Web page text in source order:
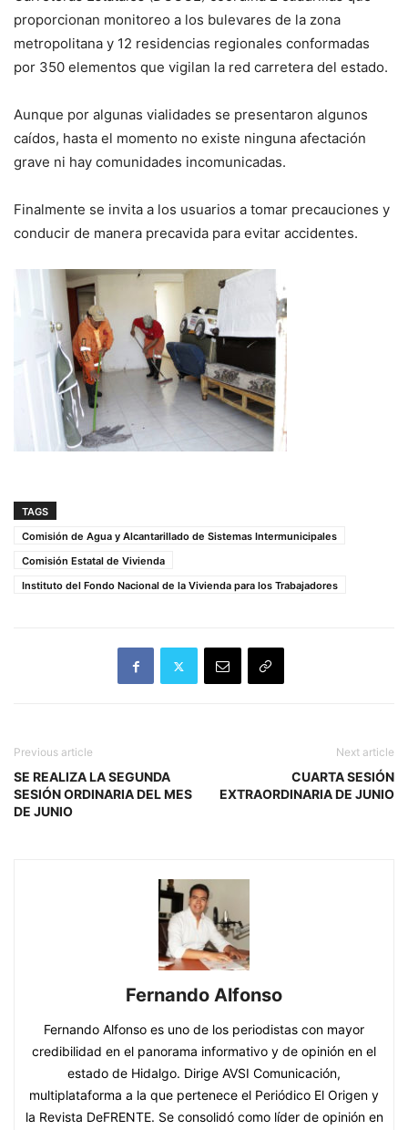
proporcionan monitoreo a los bulevares de la zona
metropolitana y 12 residencias regionales conformadas
por 350 elementos que vigilan la red carretera del estado.
Aunque por algunas vialidades se presentaron algunos
caídos, hasta el momento no existe ninguna afectación
grave ni hay comunidades incomunicadas.
Finalmente se invita a los usuarios a tomar precauciones y
conducir de manera precavida para evitar accidentes.
TAGS
Comisión de Agua y Alcantarillado de Sistemas Intermunicipales
Comisión Estatal de Vivienda
Instituto del Fondo Nacional de la Vivienda para los Trabajadores
Previous article
SE REALIZA LA SEGUNDA
SESIÓN ORDINARIA DEL MES
DE JUNIO
Next article
CUARTA SESIÓN
EXTRAORDINARIA DE JUNIO
Fernando Alfonso
Fernando Alfonso es uno de los periodistas con mayor
credibilidad en el panorama informativo y de opinión en el
estado de Hidalgo. Dirige AVSI Comunicación,
multiplataforma a la que pertenece el Periódico El Origen y
la Revista DeFRENTE. Se consolidó como líder de opinión en